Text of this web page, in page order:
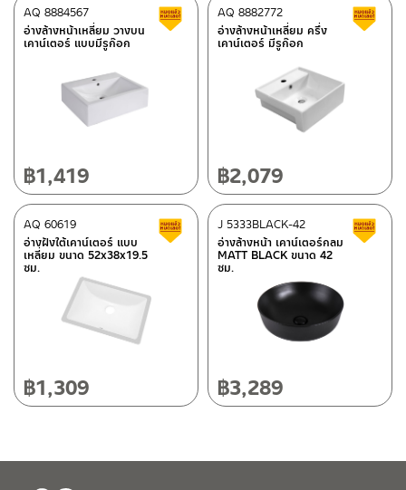
ศูนย์บริการและอะไหล่ กรุงเทพฯ
662/61-62 ถนน พระราม3 แขวงบางโพงพาง เขตยานนาวา กรุงเทพฯ
โทร: 02-358-0080 / 080-075-8668 / 091-545-0556
ศูนย์บริการและอะไหล่ เชียงใหม่
118/33 โครงการอรสิริน ม.8 ต.สันปูเลย อ.ดอยสะเก็ด เชียงใหม่
โทร: 080-075-2626
วันจันทร์ – วันศุกร์ เวลา 8:30-17:30 น.
วันเสาร์ เวลา 8:30-15:00 น.
ติดต่อพนักงานขาย / Contact Sales Staff
โทร: 02-285-5795
ติดต่อ ชาญไพบูลย์ / Contact Us คลิกที่นี่
อ่างล้างหน้าเหลี่ยม วางบน
เคาน์เตอร์ แบบมีรูก๊อก
AQ 8884567 สินค้าลดราคา เคลียร์สต็อก
฿1,419
อ่างล้างหน้าเหลี่ยม ครึ่ง
เคาน์เตอร์ มีรูก๊อก
AQ 8882772
฿2,079
อ่างฝังใต้เคาน์เตอร์ แบบ
เหลี่ยม ขนาด 52x38x19.5
ซม.
AQ 60619 สินค้าลดราคา เคลียร์สต็อก
฿1,309
อ่างล้างหน้า เคาน์เตอร์กลม
MATT BLACK ขนาด 42
ซม.
J 5333BLACK-42
฿3,289